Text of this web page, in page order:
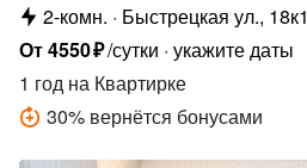
2-комн.
Быстрецкая ул., 18к1
От4550₽/сутки укажите даты
1 год на Квартирке
30% вернётся бонусами